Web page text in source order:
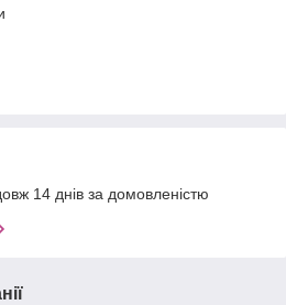
14 днів за домовленістю